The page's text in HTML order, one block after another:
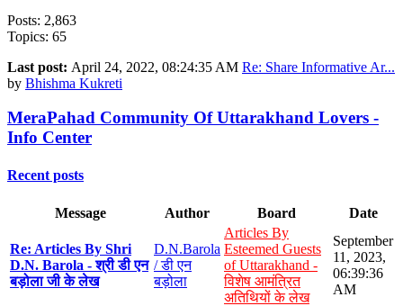
Posts: 2,863
Topics: 65
Last post: April 24, 2022, 08:24:35 AM Re: Share Informative Ar...
by Bhishma Kukreti
MeraPahad Community Of Uttarakhand Lovers -
Info Center
Recent posts
Message Author Board Date
Re: Articles By Shri
D.N. Barola - श्री डी एन
बड़ोला जी के लेख
D.N.Barola
/ डी एन
बड़ोला
Articles By
Esteemed Guests
of Uttarakhand -
विशेष आमंत्रित
अतिथियों के लेख
September
11, 2023,
06:39:36
AM